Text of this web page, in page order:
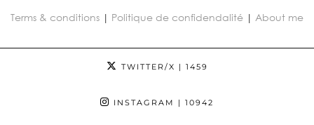
Terms & conditions | Politique de confidendalité | About me
TWITTER/X | 1459
INSTAGRAM | 10942